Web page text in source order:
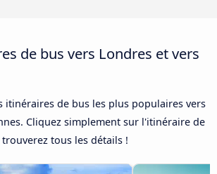
de bus vers Londres et vers
itinéraires de bus les plus populaires vers
Cliquez simplement sur l'itinéraire de
tous les détails !